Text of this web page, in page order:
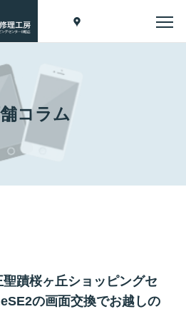
コラム
蹟桜ヶ丘ショッピングセ
の画面交換でお越しの